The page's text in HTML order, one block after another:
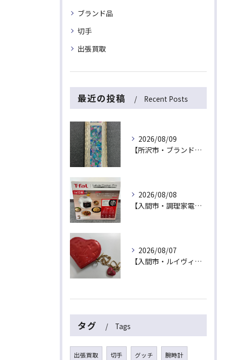
ブランド品
切手
出張買取
最近の投稿 Recent Posts
2026/08/09
【所沢市・ブランドライター買取】捨てたら損！カルティエの希少オパールガスライターが出張買取にて最高値！
2026/08/08
【入間市・調理家電買取】新品未開封は最高値！ティファール「ラクラ・クッカー プロ」を出張買取でお買取！
2026/08/07
【入間市・ルイヴィトン買取】ハート型が可愛い！ヴェルニ「ポルトモネ・クール」を最高値でお買取！
タグ Tags
出張買取 切手 グッチ 腕時計